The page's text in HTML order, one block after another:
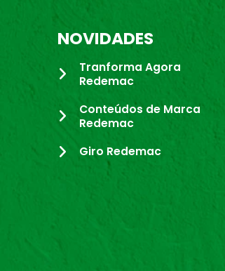
NOVIDADES
Tranforma Agora
Redemac
Conteúdos de Marca
Redemac
Giro Redemac